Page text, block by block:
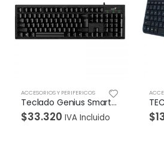
ACCESORIOS Y PERIFERICOS
$134.470 IVA Incluido